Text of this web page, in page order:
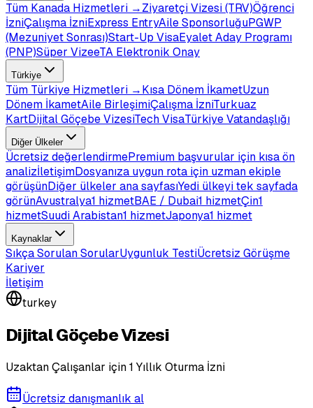
Tüm Kanada Hizmetleri →Ziyaretçi Vizesi (TRV)Öğrenci
İzniÇalışma İzniExpress EntryAile SponsorluğuPGWP
(Mezuniyet Sonrası)Start-Up VisaEyalet Aday Programı
(PNP)Süper VizeeTA Elektronik Onay
Türkiye
Tüm Türkiye Hizmetleri →Kısa Dönem İkametUzun
Dönem İkametAile BirleşimiÇalışma İzniTurkuaz
KartDijital Göçebe VizesiTech VisaTürkiye Vatandaşlığı
Diğer Ülkeler
Ücretsiz değerlendirmePremium başvurular için kısa ön
analizİletişimDosyanıza uygun rota için uzman ekiple
görüşünDiğer ülkeler ana sayfasıYedi ülkeyi tek sayfada
görünAvustralya1 hizmetBAE / Dubai1 hizmetÇin1
hizmetSuudi Arabistan1 hizmetJaponya1 hizmet
Kaynaklar
Sıkça Sorulan SorularUygunluk TestiÜcretsiz Görüşme
Kariyer
İletişim
turkey
Dijital Göçebe Vizesi
Uzaktan Çalışanlar için 1 Yıllık Oturma İzni
Ücretsiz danışmanlık al